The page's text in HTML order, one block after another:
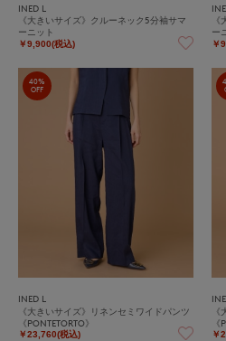
INED L
《大きいサイズ》クルーネック5分袖サマ
ーニット
￥9,900(税込)
ー
￥
40%
OFF
INED L
《大きいサイズ》リネンセミワイドパンツ
《PONTETORTO》
￥23,760(税込)
《
￥